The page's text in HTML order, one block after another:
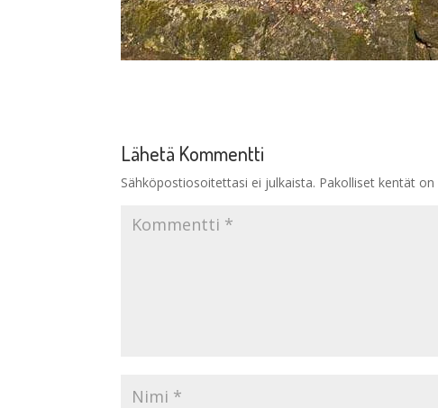
Lähetä Kommentti
Sähköpostiosoitettasi ei julkaista. Pakolliset kentät